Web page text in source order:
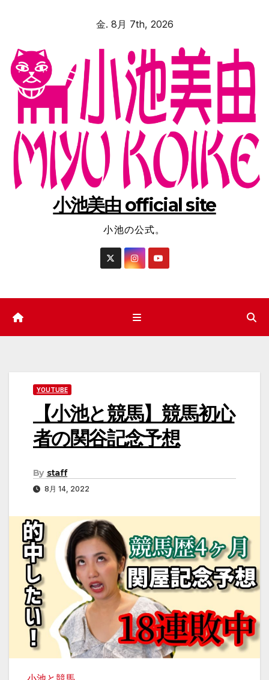
金. 8月 7th, 2026
小池美由 official site
小池の公式。
YOUTUBE
【小池と競馬】競馬初心
者の関谷記念予想
By staff
8月 14, 2022